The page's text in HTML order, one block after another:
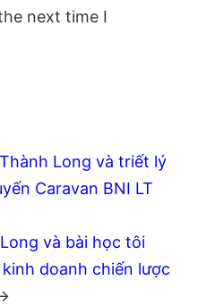
next time I
Long và triết lý
Caravan BNI LT
và bài học tôi
doanh chiến lược